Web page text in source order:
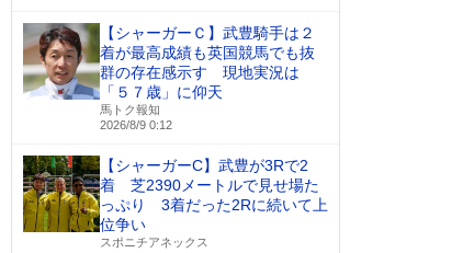
【シャーガーＣ】武豊騎手は２
着が最高成績も英国競馬でも抜
群の存在感示す 現地実況は
「５７歳」に仰天
馬トク報知
2026/8/9 0:12
【シャーガーC】武豊が3Rで2
着 芝2390メートルで見せ場た
っぷり 3着だった2Rに続いて上
位争い
スポニチアネックス